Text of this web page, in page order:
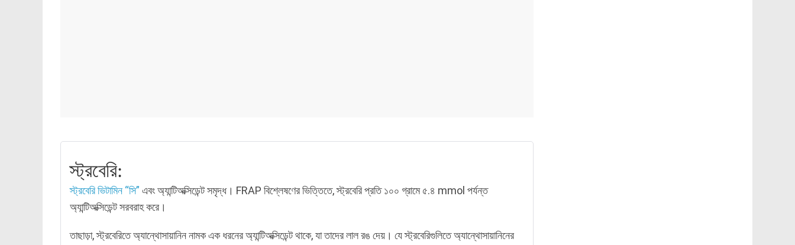
স্ট্রবেরি:
স্ট্রবেরিভিটামিন “সি” এবং অ্যান্টিঅক্সিডেন্ট সমৃদ্ধ। FRAP বিশ্লেষণের ভিত্তিতে, স্ট্রবেরি প্রতি ১০০ গ্রামে ৫.৪ mmol পর্যন্ত
অ্যান্টিঅক্সিডেন্ট সরবরাহ করে।
তাছাড়া, স্ট্রবেরিতে অ্যান্থোসায়ানিন নামক এক ধরনের অ্যান্টিঅক্সিডেন্ট থাকে, যা তাদের লাল রঙ দেয়। যে স্ট্রবেরিগুলিতে অ্যান্থোসায়ানিনের